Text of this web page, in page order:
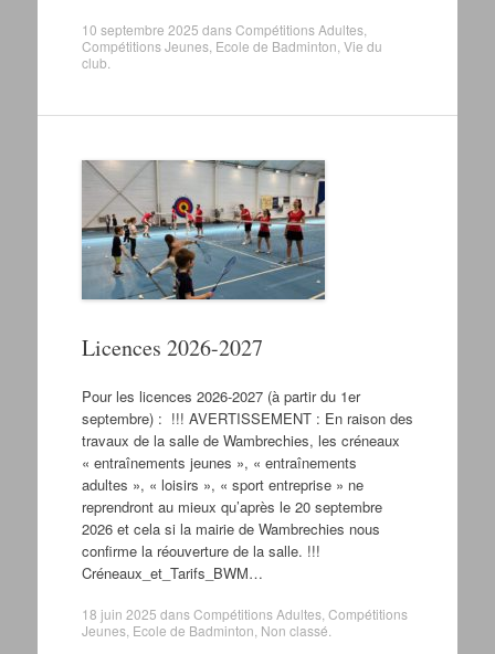
10 septembre 2025 dansCompétitions Adultes,
Compétitions Jeunes, Ecole de Badminton Vie du
club
Licences 2026-2027
Pour les licences 2026-2027 (à partir du 1er
septembre) : !!! AVERTISSEMENT : En raison des
travaux de la salle de Wambrechies, les créneaux
« entraînements jeunes », « entraînements
adultes », « loisirs », « sport entreprise » ne
reprendront au mieux qu’après le 20 septembre
2026 et cela si la mairie de Wambrechies nous
confirme la réouverture de la salle. !!!
Créneaux_et_Tarifs_BWM…
18 juin 2025 dansCompétitions Adultes, Compétitions
Jeunes, Ecole de Badminton Non classé